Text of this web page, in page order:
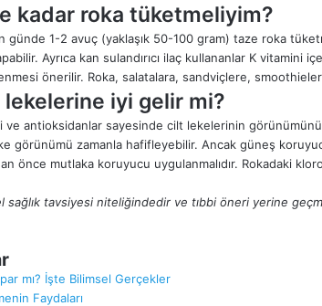
kadar roka tüketmeliyim?
günde 1-2 avuç (yaklaşık 50-100 gram) taze roka
Ayrıca kan sulandırıcı ilaç kullananlar K vitamini
önerilir. Roka, salatalara, sandviçlere,
lekelerine iyi gelir mi?
ve antioksidanlar sayesinde cilt lekelerinin
görünümü zamanla hafifleyebilir. Ancak güneş
önce mutlaka koruyucu uygulanmalıdır. Rokadaki
sağlık tavsiyesi niteliğindedir ve tıbbi öneri yerine
mı? İşte Bilimsel Gerçekler
Faydaları